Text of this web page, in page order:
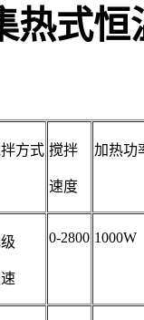
热式
方式 搅拌
速度
加热功
0-2800 1000W